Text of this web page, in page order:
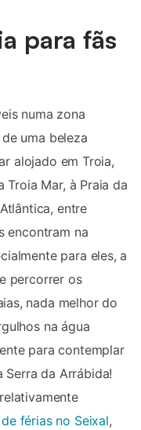
para fãs
numa zona
uma beleza
alojado em Troia,
Troia Mar, à Praia da
entre
encontram na
para eles, a
percorrer os
nada melhor do
na água
para contemplar
da Arrábida!
férias no Seixal,